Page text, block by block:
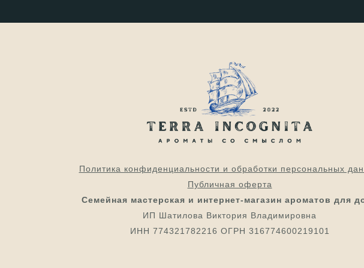
Политика конфиденциальности и обработки персональных
Публичная оферта
Семейная мастерская и интернет-магазин ароматов для
ИП Шатилова Виктория Владимировна
ИНН 774321782216 ОГРН 316774600219101